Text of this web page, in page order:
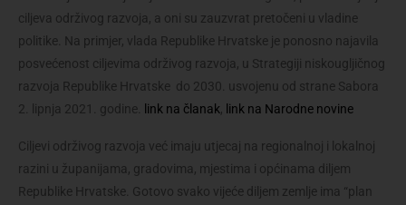
ciljeva održivog razvoja, a oni su zauzvrat pretočeni u vladine
politike. Na primjer, vlada Republike Hrvatske je ponosno najavila
posvećenost ciljevima održivog razvoja, u Strategiji niskougljičnog
razvoja Republike Hrvatske do 2030. usvojenu od strane Sabora
2. lipnja 2021. godine.
link na članak, link na Narodne novine
Ciljevi održivog razvoja već imaju utjecaj na regionalnoj i lokalnoj
razini u županijama, gradovima, mjestima i općinama diljem
Republike Hrvatske. Gotovo svako vijeće diljem zemlje ima “plan